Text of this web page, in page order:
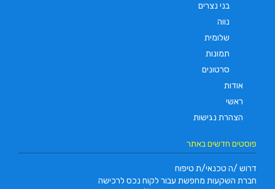
בני נצרים
נווה
שלומית
תמונות
סרטונים
אודות
ראשי
הצהרת נגישות
פוסטים חדשים באתר
דרוש /ה טכנאי/ת טיפוח
חברת השקעות מחפשת עבור לקוח נכס לרכישה